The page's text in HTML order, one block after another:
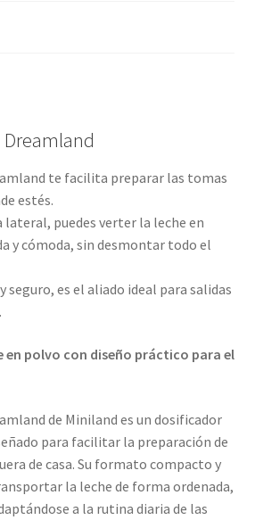
te facilita preparar las tomas
estés.
lateral, puedes verter la leche en
y cómoda, sin desmontar todo el
seguro, es el aliado ideal para salidas
en polvo con diseño práctico para el
de Miniland es un dosificador
para facilitar la preparación de
de casa. Su formato compacto y
la leche de forma ordenada,
a la rutina diaria de las